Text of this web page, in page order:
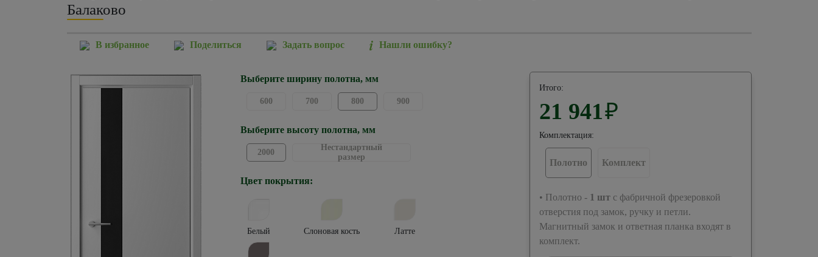
Балаково
В избранное Поделиться Задать вопрос Нашли ошибку?
Выберите ширину полотна, мм
600 700 800 900
Выберите высоту полотна, мм
2000
Нестандартный
размер
Цвет покрытия:
Белый Слоновая кость Латте
Итого:
21 941₽
Комплектация:
Полотно Комплект
• Полотно - 1 штс фабричной фрезеровкой
отверстия под замок, ручку и петли.
Магнитный замок и ответная планка входят в
комплект.